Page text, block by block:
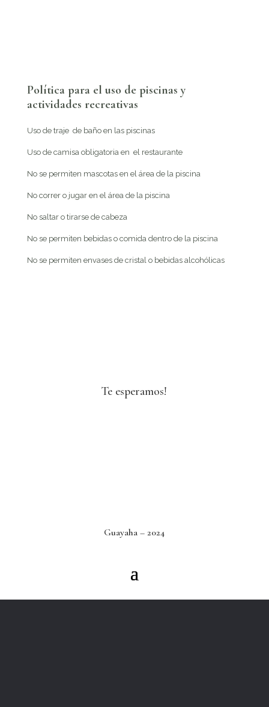
Política para el uso de piscinas y
actividades recreativas
Uso de traje de baño en las piscinas
Uso de camisa obligatoria en el restaurante
No se permiten mascotas en el área de la piscina
No correr o jugar en el área de la piscina
No saltar o tirarse de cabeza
No se permiten bebidas o comida dentro de la piscina
No se permiten envases de cristal o bebidas alcohólicas
Te esperamos!
Guayaha – 2024